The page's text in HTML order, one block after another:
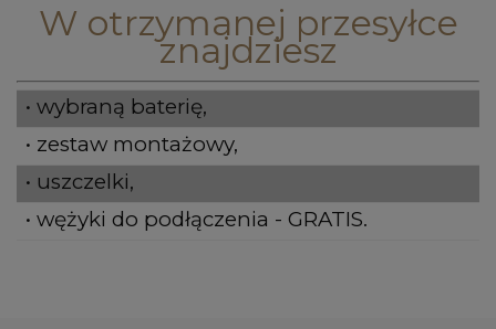
W otrzymanej przesyłce
znajdziesz
• wybraną baterię,
• zestaw montażowy,
• uszczelki,
• wężyki do podłączenia - GRATIS.